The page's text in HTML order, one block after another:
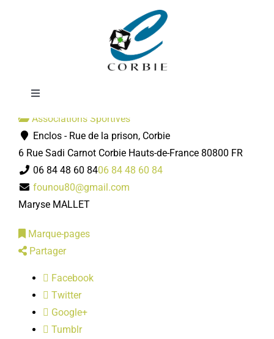
Toggle
Mairie
DÉMARCHES ADMINISTRATIVES
SERVICES MUNICIPAUX
PRATIQUE
PUBLICATIONS
Corbie Pétanque
Associations Sportives
Enclos - Rue de la prison, Corbie
6 Rue Sadi Carnot Corbie Hauts-de-France 80800 FR
06 84 48 60 8406 84 48 60 84
founou80@gmail.com
Maryse MALLET
Marque-pages
Partager
Facebook
Twitter
Google+
Tumblr